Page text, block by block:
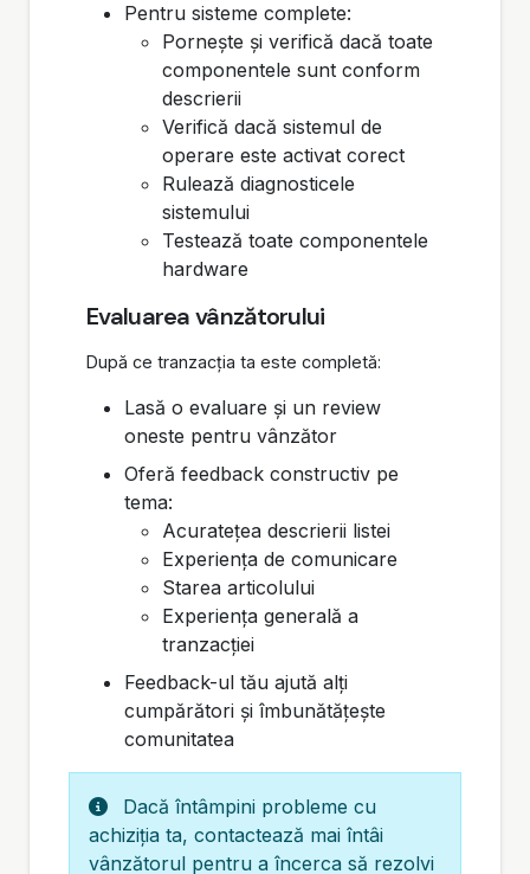
Pentru sisteme complete:
Pornește și verifică dacă toate
componentele sunt conform
descrierii
Verifică dacă sistemul de
operare este activat corect
Rulează diagnosticele
sistemului
Testează toate componentele
hardware
Evaluarea vânzătorului
După ce tranzacția ta este completă:
Lasă o evaluare și un review
oneste pentru vânzător
Oferă feedback constructiv pe
tema:
Acuratețea descrierii listei
Experiența de comunicare
Starea articolului
Experiența generală a
tranzacției
Feedback-ul tău ajută alți
cumpărători și îmbunătățește
comunitatea
Dacă întâmpini probleme cu
achiziția ta, contactează mai întâi
vânzătorul pentru a încerca să rezolvi